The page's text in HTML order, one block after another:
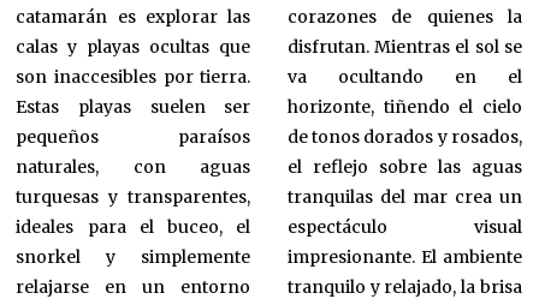
catamarán es explorar las
calas y playas ocultas que
son inaccesibles por tierra.
Estas playas suelen ser
pequeños paraísos
naturales, con aguas
turquesas y transparentes,
ideales para el buceo, el
snorkel y simplemente
relajarse en un entorno
corazones de quienes la
disfrutan. Mientras el sol se
va ocultando en el
horizonte, tiñendo el cielo
de tonos dorados y rosados,
el reflejo sobre las aguas
tranquilas del mar crea un
espectáculo visual
impresionante. El ambiente
tranquilo y relajado, la brisa